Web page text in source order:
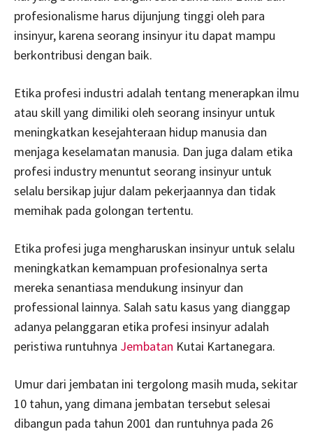
profesionalisme harus dijunjung tinggi oleh para
insinyur, karena seorang insinyur itu dapat mampu
berkontribusi dengan baik.
Etika profesi industri adalah tentang menerapkan ilmu
atau skill yang dimiliki oleh seorang insinyur untuk
meningkatkan kesejahteraan hidup manusia dan
menjaga keselamatan manusia. Dan juga dalam etika
profesi industry menuntut seorang insinyur untuk
selalu bersikap jujur dalam pekerjaannya dan tidak
memihak pada golongan tertentu.
Etika profesi juga mengharuskan insinyur untuk selalu
meningkatkan kemampuan profesionalnya serta
mereka senantiasa mendukung insinyur dan
professional lainnya. Salah satu kasus yang dianggap
adanya pelanggaran etika profesi insinyur adalah
peristiwa runtuhnya Jembatan Kutai Kartanegara.
Umur dari jembatan ini tergolong masih muda, sekitar
10 tahun, yang dimana jembatan tersebut selesai
dibangun pada tahun 2001 dan runtuhnya pada 26